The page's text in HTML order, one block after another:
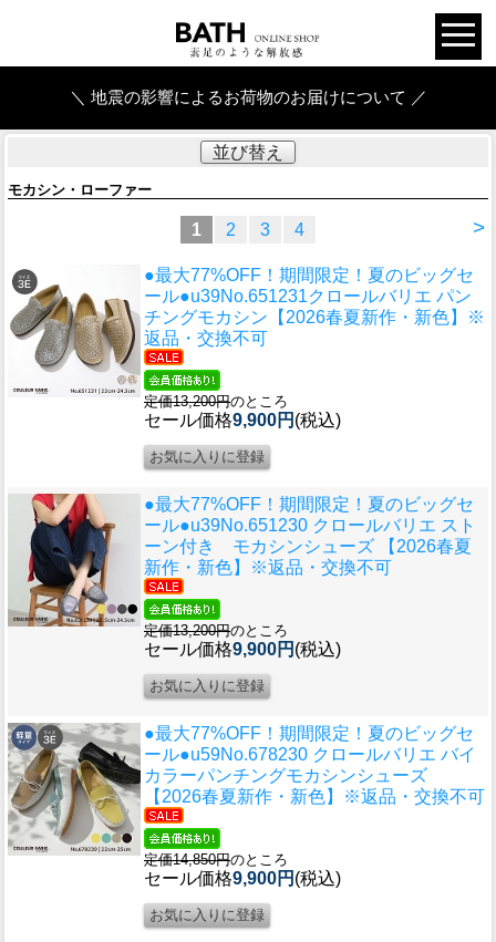
＼ 地震の影響によるお荷物のお届けについて ／
並び替え
モカシン・ローファー
>
1 2 3 4
●最大77%OFF！期間限定！夏のビッグセ
ール●u39No.651231クロールバリエ パン
チングモカシン【2026春夏新作・新色】※
返品・交換不可
定価13,200円のところ
セール価格9,900円 (税込)
●最大77%OFF！期間限定！夏のビッグセ
ール●u39No.651230 クロールバリエ スト
ーン付き モカシンシューズ 【2026春夏
新作・新色】※返品・交換不可
定価13,200円のところ
セール価格9,900円 (税込)
●最大77%OFF！期間限定！夏のビッグセ
ール●u59No.678230 クロールバリエ バイ
カラーパンチングモカシンシューズ
【2026春夏新作・新色】※返品・交換不可
定価14,850円のところ
セール価格9,900円 (税込)